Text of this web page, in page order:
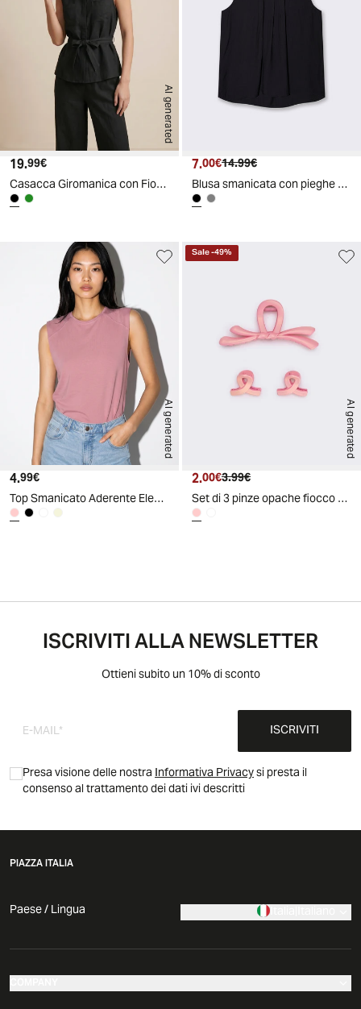
AI generated
Prezzo attuale
19.99€
Casacca Giromanica con Fiocco in Vita - Nero
Prezzo attuale
7.00€ Prezzo originale
14.99€
Blusa smanicata con pieghe centrali - Nero
AI generated
Prezzo attuale
4.99€
Top Smanicato Aderente Elegante - Rosa
AI generated
Sale-49%
Prezzo attuale
2.00€ Prezzo originale
3.99€
Set di 3 pinze opache fiocco - Rosa
ISCRIVITI ALLA NEWSLETTER
Ottieni subito un 10% di sconto
ISCRIVITI
Presa visione delle nostraInformativa Privacysi presta il
consenso al trattamento dei dati ivi descritti
PIAZZA ITALIA
Paese / Lingua Italia|Italiano